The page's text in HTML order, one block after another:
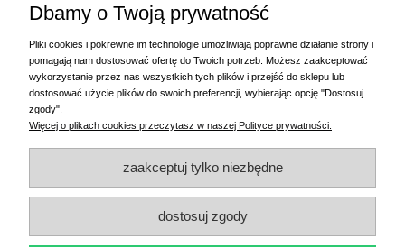
ul. Starogardzka 77 (wjazd od ul. Plażowej)
+48 58 770 31 80
- centrala
+48 58 770 31 83- wyceny i drukowanie etykiet
- Krzysztof - drukowanie etykiet,
(+48) 602 794 901- Sebastian - wyceny i doradztwo techniczne,biuro@randi.pl
Dbamy o Twoją prywatność
Pliki cookies i pokrewne im technologie umożliwiają poprawne działanie strony i
pomagają nam dostosować ofertę do Twoich potrzeb. Możesz zaakceptować
wykorzystanie przez nas wszystkich tych plików i przejść do sklepu lub
dostosować użycie plików do swoich preferencji, wybierając opcję "Dostosuj
zgody".
Więcej o plikach cookies przeczytasz w naszej Polityce prywatności.
zaakceptuj tylko niezbędne
dostosuj zgody